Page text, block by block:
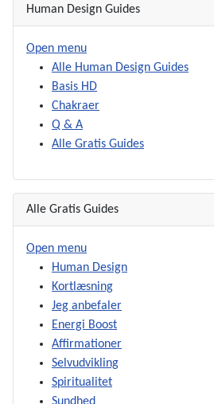
Human Design Guides
Open menu
Alle Human Design Guides
Basis HD
Chakraer
Q & A
Alle Gratis Guides
Alle Gratis Guides
Open menu
Human Design
Kortlæsning
Jeg anbefaler
Energi Boost
Affirmationer
Selvudvikling
Spiritualitet